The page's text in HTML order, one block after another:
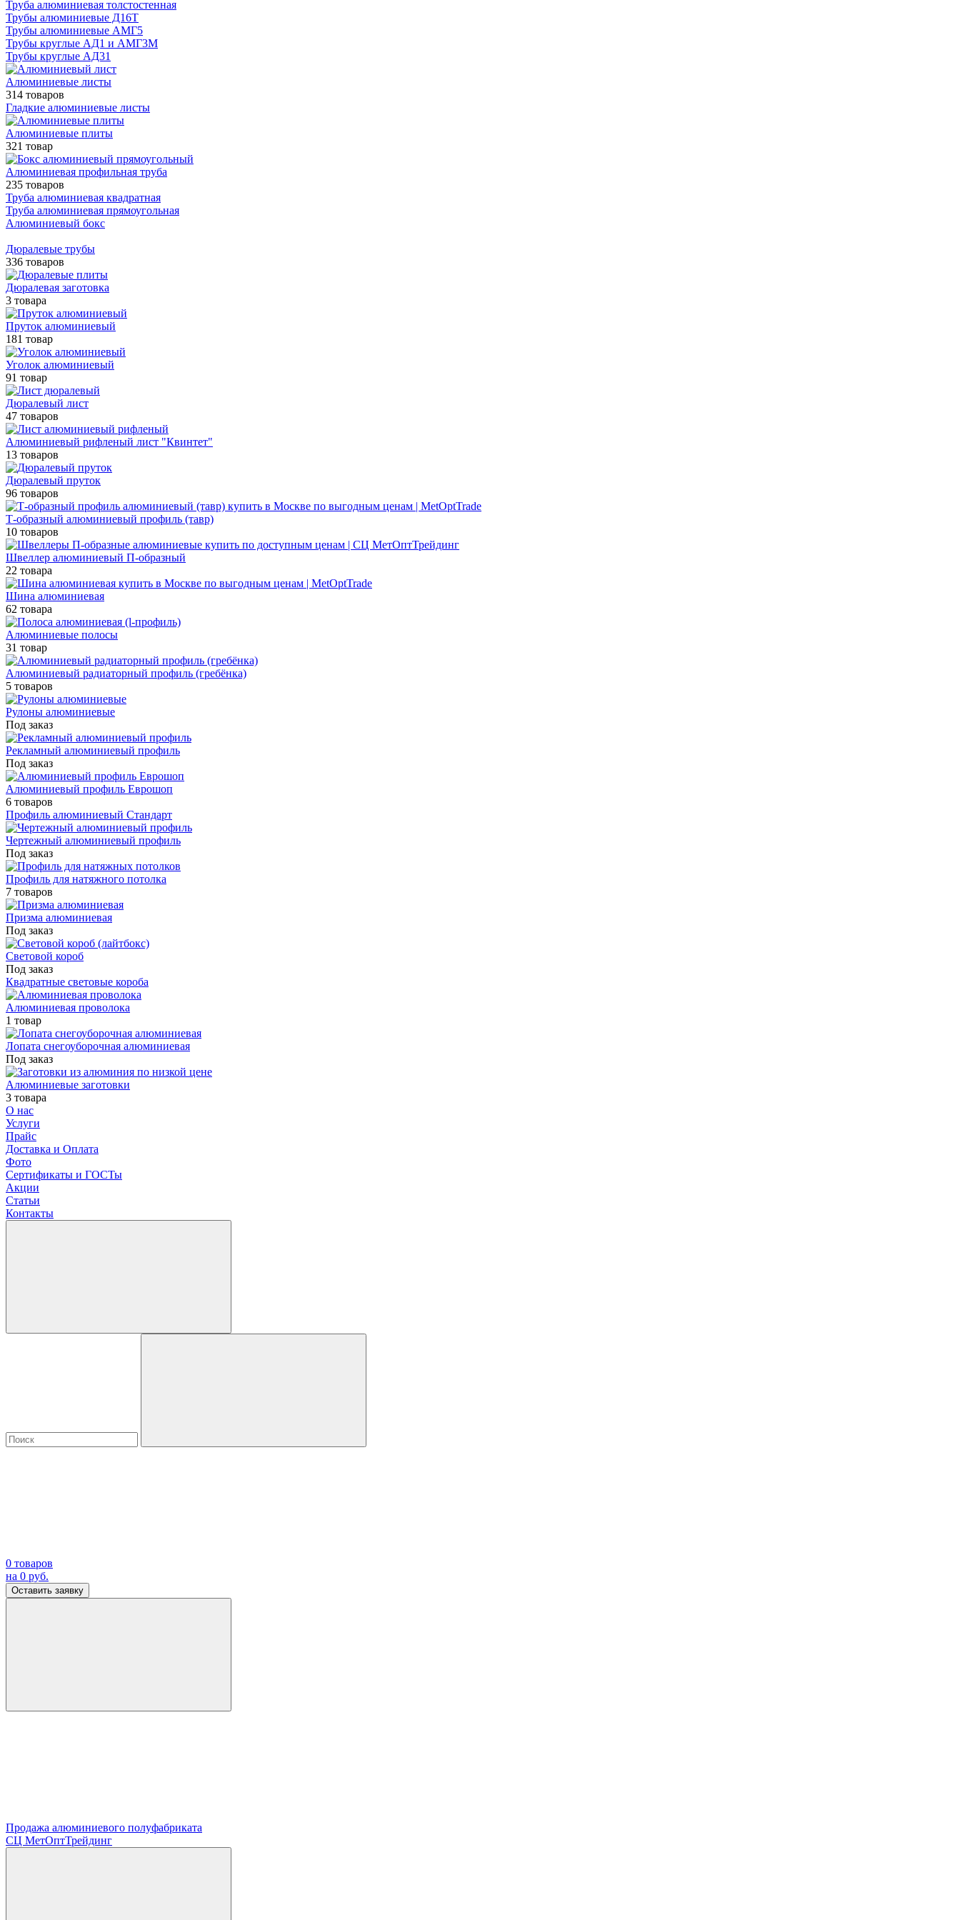
Труба алюминиевая толстостенная
Трубы алюминиевые Д16Т
Трубы алюминиевые АМГ5
Трубы круглые АД1 и АМГ3М
Трубы круглые АД31
Алюминиевые листы
314 товаров
Гладкие алюминиевые листы
Алюминиевые плиты
321 товар
Алюминиевая профильная труба
235 товаров
Труба алюминиевая квадратная
Труба алюминиевая прямоугольная
Алюминиевый бокс
Дюралевые трубы
336 товаров
Дюралевая заготовка
3 товара
Пруток алюминиевый
181 товар
Уголок алюминиевый
91 товар
Дюралевый лист
47 товаров
Алюминиевый рифленый лист "Квинтет"
13 товаров
Дюралевый пруток
96 товаров
Т-образный алюминиевый профиль (тавр)
10 товаров
Швеллер алюминиевый П-образный
22 товара
Шина алюминиевая
62 товара
Алюминиевые полосы
31 товар
Алюминиевый радиаторный профиль (гребёнка)
5 товаров
Рулоны алюминиевые
Под заказ
Рекламный алюминиевый профиль
Под заказ
Алюминиевый профиль Еврошоп
6 товаров
Профиль алюминиевый Стандарт
Чертежный алюминиевый профиль
Под заказ
Профиль для натяжного потолка
7 товаров
Призма алюминиевая
Под заказ
Световой короб
Под заказ
Квадратные световые короба
Алюминиевая проволока
1 товар
Лопата снегоуборочная алюминиевая
Под заказ
Алюминиевые заготовки
3 товара
О нас
Услуги
Прайс
Доставка и Оплата
Фото
Сертификаты и ГОСТы
Акции
Статьи
Контакты
0 товаров
на 0 руб.
Оставить заявку
Продажа алюминиевого полуфабриката
СЦ МетОптТрейдинг